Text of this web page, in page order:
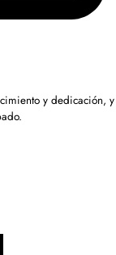
y dedicación,